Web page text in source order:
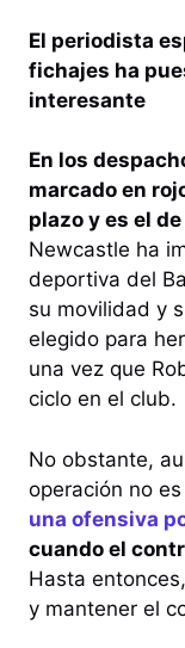
El periodista
fichajes ha
interesante
En los
marcado en
plazo y es el
Newcastle ha
deportiva del
su movilidad y
elegido para
una vez que
ciclo en el club.
No obstante,
operación no
una ofensiva
cuando el
Hasta
y mantener el